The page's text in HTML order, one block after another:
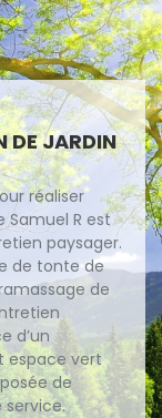
DE JARDIN
réaliser
Samuel R est
paysager.
de tonte de
de
d’un
espace vert
de
service.